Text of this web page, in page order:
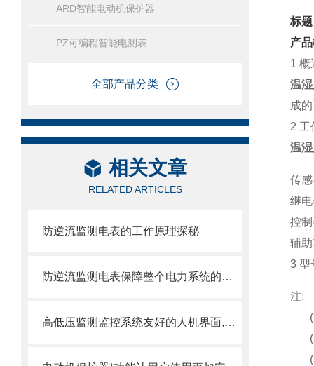
ARD智能电动机保护器
PZ可编程智能电测表
全部产品分类
相关文章
RELATED ARTICLES
防逆流监测电表的工作原理探秘
防逆流监测电表保障整个电力系统的可靠供电
高低压监测监控系统友好的人机界面,实时监测各类电参数信息
标
产
1 概
温
成
2 工
温
传
继
控
辅
3 型
注: